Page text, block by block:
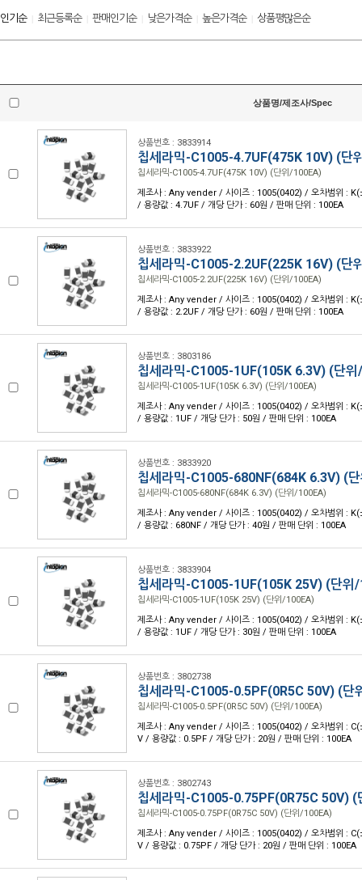
인기순| 최근등록순| 판매인기순| 낮은가격순| 높은가격순| 상품평많은순
상품명/제조사/Spec
상품번호 : 3833914
칩세라믹-C1005-4.7UF(475K 10V) (단
칩세라믹-C1005-4.7UF(475K 10V) (단위/100EA)
제조사 : Any vender / 사이즈 : 1005(0402) / 오차범위 :
/ 용량값 : 4.7UF / 개당 단가 : 60원 / 판매 단위 : 100EA
상품번호 : 3833922
칩세라믹-C1005-2.2UF(225K 16V) (단
칩세라믹-C1005-2.2UF(225K 16V) (단위/100EA)
제조사 : Any vender / 사이즈 : 1005(0402) / 오차범위 :
/ 용량값 : 2.2UF / 개당 단가 : 60원 / 판매 단위 : 100EA
상품번호 : 3803186
칩세라믹-C1005-1UF(105K 6.3V) (단
칩세라믹-C1005-1UF(105K 6.3V) (단위/100EA)
제조사 : Any vender / 사이즈 : 1005(0402) / 오차범위 :
/ 용량값 : 1UF / 개당 단가 : 50원 / 판매 단위 : 100EA
상품번호 : 3833920
칩세라믹-C1005-680NF(684K 6.3V) (
칩세라믹-C1005-680NF(684K 6.3V) (단위/100EA)
제조사 : Any vender / 사이즈 : 1005(0402) / 오차범위 :
/ 용량값 : 680NF / 개당 단가 : 40원 / 판매 단위 : 100EA
상품번호 : 3833904
칩세라믹-C1005-1UF(105K 25V) (단위
칩세라믹-C1005-1UF(105K 25V) (단위/100EA)
제조사 : Any vender / 사이즈 : 1005(0402) / 오차범위 :
/ 용량값 : 1UF / 개당 단가 : 30원 / 판매 단위 : 100EA
상품번호 : 3802738
칩세라믹-C1005-0.5PF(0R5C 50V) (단
칩세라믹-C1005-0.5PF(0R5C 50V) (단위/100EA)
제조사 : Any vender / 사이즈 : 1005(0402) / 오차범위 :
V / 용량값 : 0.5PF / 개당 단가 : 20원 / 판매 단위 : 100EA
상품번호 : 3802743
칩세라믹-C1005-0.75PF(0R75C 50V) (
칩세라믹-C1005-0.75PF(0R75C 50V) (단위/100EA)
제조사 : Any vender / 사이즈 : 1005(0402) / 오차범위 :
V / 용량값 : 0.75PF / 개당 단가 : 20원 / 판매 단위 : 100EA